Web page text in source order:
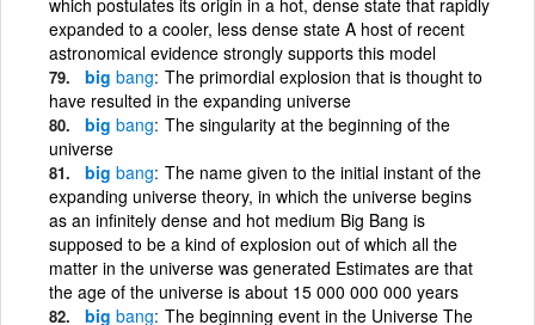
expanded to a cooler, less dense state A host of recent
astronomical evidence strongly supports this model
big bang The primordial explosion that is thought to
have resulted in the expanding universe
big bang The singularity at the beginning of the
universe
big bang The name given to the initial instant of the
expanding universe theory, in which the universe begins
as an infinitely dense and hot medium Big Bang is
supposed to be a kind of explosion out of which all the
matter in the universe was generated Estimates are that
the age of the universe is about 15 000 000 000 years
big bang The beginning event in the Universe The